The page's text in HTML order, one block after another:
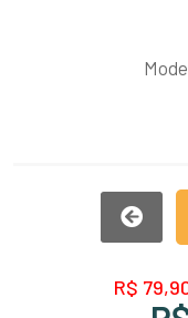
R$